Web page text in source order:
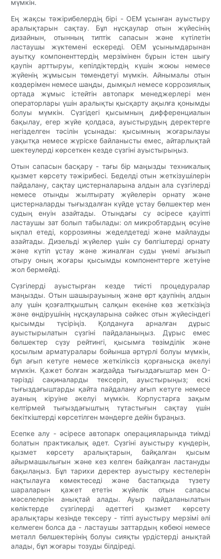
мүмкін.
Ең жақсы тәжірибелердің бірі - OEM ұсынған ауыстыру
аралықтарын сақтау. Бұл нұсқаулар отын жүйесінің
дизайнын, отынның типтік сапасын және күтілетін
ластаушы жүктемені ескереді. OEM ұсынымдарынан
ауытқу компоненттердің мерзімінен бұрын істен шығу
қаупін арттыруы, кепілдіктердің күшін жоюы немесе
жүйенің жұмысын төмендетуі мүмкін. Айнымалы отын
көздерімен немесе шаңды, дымқыл немесе коррозиялық
ортада жұмыс істейтін автопарк менеджерлері мен
операторлары үшін аралықты қысқарту ақылға қонымды
болуы мүмкін. Сүзгідегі қысымның дифференциалын
бақылау, егер жүйе қолдаса, ауыстырудың деректерге
негізделген тәсілін ұсынады: қысымның жоғарылауы
уақытқа немесе жүріске байланысты емес, айтарлықтай
шектеулерді көрсеткен кезде сүзгіні ауыстырыңыз.
Отын сапасын басқару - тағы бір маңызды техникалық
қызмет көрсету тәжірибесі. Беделді отын жеткізушілерін
пайдалану, сақтау цистерналарына алдын ала сүзгілерді
немесе отынды жылтырату жүйелерін орнату және
цистерналарды тығыздалған күйде ұстау бөлшектер мен
судың енуін азайтады. Отындағы су әсіресе қауіпті
ластаушы зат болып табылады: ол микробтардың өсуіне
ықпал етеді, коррозияны жеделдетеді және майлауды
азайтады. Дизельді жүйелер үшін су бөлгіштерді орнату
және күтіп ұстау және жиналған суды үнемі ағызып
отыру оның жоғары қысымды компоненттерге жетуіне
жол бермейді.
Сүзгілерді ауыстырған кезде тиісті процедуралар
маңызды. Отын шашырауының және өрт қаупінің алдын
алу үшін қозғалтқыштың салқын екеніне көз жеткізіңіз
және өндірушінің нұсқауларына сәйкес отын жүйесіндегі
қысымды түсіріңіз. Қолдануға арналған дұрыс
ауыстырылатын сүзгіні пайдаланыңыз. Дұрыс емес
бөлшектер сүзу рейтингі, қысымға төзімділік және
қосылым арматуралары бойынша әртүрлі болуы мүмкін,
бұл ағып кетуге немесе жеткіліксіз қорғанысқа әкелуі
мүмкін. Қажет болған жағдайда тығыздағыштар мен O-
тәрізді сақиналарды тексеріп, ауыстырыңыз; ескі
тығыздағыштарды қайта пайдалану ағып кетуге немесе
ауаның кіруіне әкелуі мүмкін. Корпустарға зақым
келтірмей тығыздағыштың тұтастығын сақтау үшін
бекіткіштерді көрсетілген мәндерге дейін бұраңыз.
Есепке алу - әсіресе автопарк операцияларында тиімді
болатын практикалық әдет. Сүзгіні ауыстыру күндерін,
қызмет көрсету аралықтарын, байқалған қысым
айырмашылығын және кез келген байқалған ластануды
бақылаңыз. Бұл тарихи деректер ауыстыру кестелерін
нақтылауға көмектеседі және бастапқыда түзету
шараларын қажет ететін жүйелік отын сапасы
мәселелерін анықтай алады. Ауыр пайдаланылатын
көліктерде сүзгілерді әдеттегі қызмет көрсету
аралықтары кезінде тексеру - тіпті ауыстыру мерзімі әлі
келмеген болса да - ластаушы заттардың көбеюі немесе
металл бөлшектерінің болуы сияқты үрдістерді анықтай
алады, бұл жоғары тозуды білдіреді.